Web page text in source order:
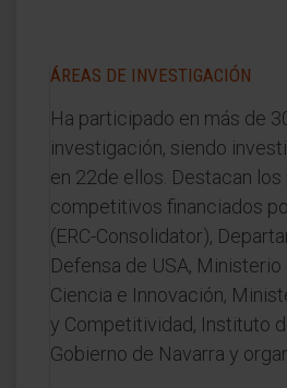
ÁREAS DE INVESTIGACIÓN
Ha participado en más de
investigación, siendo
en 22de ellos. Destacan
competitivos financiados
(ERC-Consolidator),
Defensa de USA,
Ciencia e Innovación,
y Competitividad, Instituto
Gobierno de Navarra y